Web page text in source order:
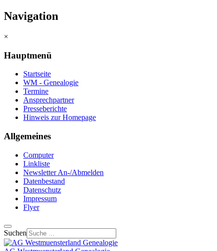
Navigation
×
Hauptmenü
Startseite
WM - Genealogie
Termine
Ansprechpartner
Presseberichte
Hinweis zur Homepage
Allgemeines
Computer
Linkliste
Newsletter An-/Abmelden
Datenbestand
Datenschutz
Impressum
Flyer
Suchen